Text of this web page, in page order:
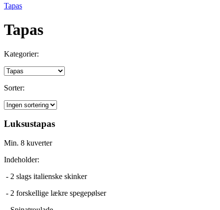
Tapas
Tapas
Kategorier:
Sorter:
Luksustapas
Min. 8 kuverter
Indeholder:
- 2 slags italienske skinker
- 2 forskellige lækre spegepølser